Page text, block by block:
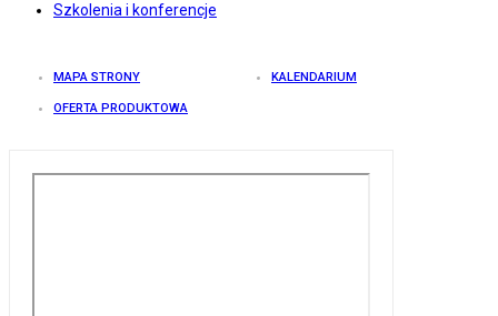
Szkolenia i konferencje
MAPA STRONY KALENDARIUM
OFERTA PRODUKTOWA